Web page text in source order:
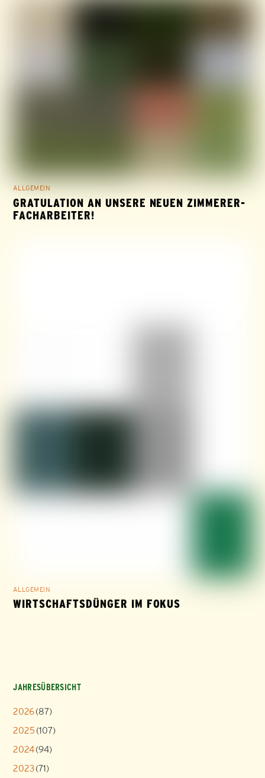
ALLGEMEIN
GRATULATION AN UNSERE NEUEN ZIMMERER-
FACHARBEITER!
ALLGEMEIN
WIRTSCHAFTSDÜNGER IM FOKUS
JAHRESÜBERSICHT
2026(87)
2025 (107)
2024(94)
2023(71)